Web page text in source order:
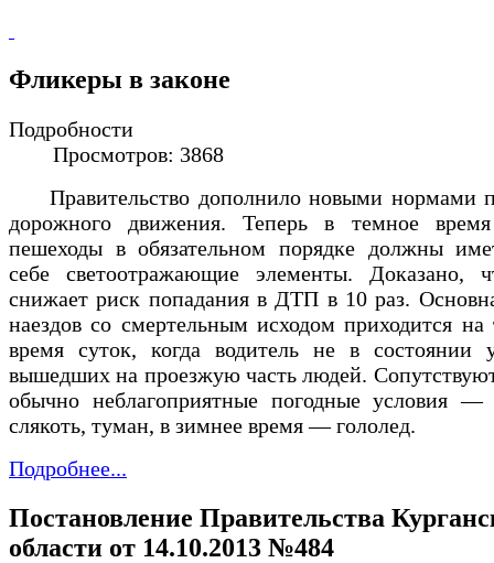
Фликеры в законе
Подробности
Просмотров: 3868
Правительство дополнило новыми нормами
дорожного движения. Теперь в темное
пешеходы в обязательном порядке должны
себе светоотражающие элементы. Доказано,
снижает риск попадания в ДТП в 10 раз.
наездов со смертельным исходом приходится на
время суток, когда водитель не в состоянии
вышедших на проезжую часть людей.
обычно неблагоприятные погодные условия —
слякоть, туман, в зимнее время — гололед.
Подробнее...
Постановление Правительства
области от 14.10.2013 №484